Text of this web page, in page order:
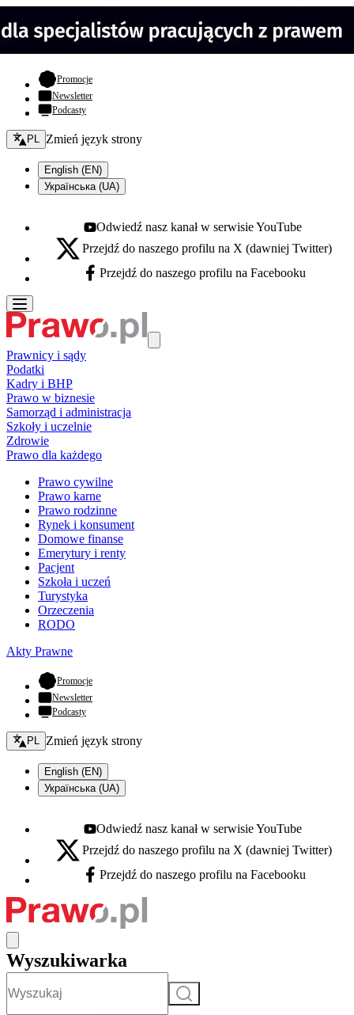
Promocje- otwiera się w nowej karcie
Newsletter
Podcasty
Zmień język - bieżący:
PL Zmień język strony
English (EN)
Українська (UA)
Youtube - otwiera się w nowej karcie
Odwiedź nasz kanał w serwisie YouTube
X - otwiera się w nowej karcie
Przejdź do naszego profilu na X (dawniej Twitter)
Facebook - otwiera się w nowej karcie
Przejdź do naszego profilu na Facebooku
Prawnicy i sądy
Podatki
Kadry i BHP
Prawo w biznesie
Samorząd i administracja
Szkoły i uczelnie
Zdrowie
Prawo dla każdego
Prawo cywilne
Prawo karne
Prawo rodzinne
Rynek i konsument
Domowe finanse
Emerytury i renty
Pacjent
Szkoła i uczeń
Turystyka
Orzeczenia
RODO
Akty Prawne
Promocje- otwiera się w nowej karcie
Newsletter
Podcasty
Zmień język - bieżący:
PL Zmień język strony
English (EN)
Українська (UA)
Youtube - otwiera się w nowej karcie
Odwiedź nasz kanał w serwisie YouTube
X - otwiera się w nowej karcie
Przejdź do naszego profilu na X (dawniej Twitter)
Facebook - otwiera się w nowej karcie
Przejdź do naszego profilu na Facebooku
Wyszukiwarka
Szukaj